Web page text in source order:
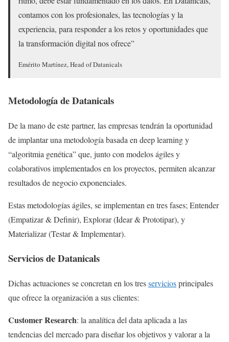
contamos con los profesionales, las tecnologías y la
experiencia, para responder a los retos y oportunidades que
la transformación digital nos ofrece”
Emérito Martínez, Head of Datanicals
Metodología de Datanicals
De la mano de este partner, las empresas tendrán la oportunidad
de implantar una metodología basada en deep learning y
“algoritmia genética” que, junto con modelos ágiles y
colaborativos implementados en los proyectos, permiten alcanzar
resultados de negocio exponenciales.
Estas metodologías ágiles, se implementan en tres fases; Entender
(Empatizar & Definir), Explorar (Idear & Prototipar), y
Materializar (Testar & Implementar).
Servicios de Datanicals
Dichas actuaciones se concretan en los tresserviciosprincipales
que ofrece la organización a sus clientes:
Customer Research: la analítica del data aplicada a las
tendencias del mercado para diseñar los objetivos y valorar a la